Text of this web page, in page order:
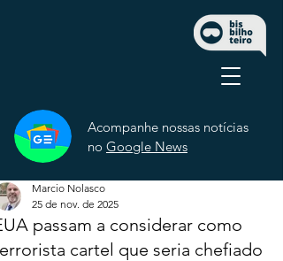
Acompanhe nossas notícias
no Google News
passam a considerar como
cartel que seria chefiado
Marcio Nolasco
25 de nov. de 2025